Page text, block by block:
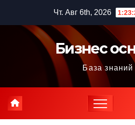
содержимому
Чт. Авг 6th, 2026
Бизнес
База знаний